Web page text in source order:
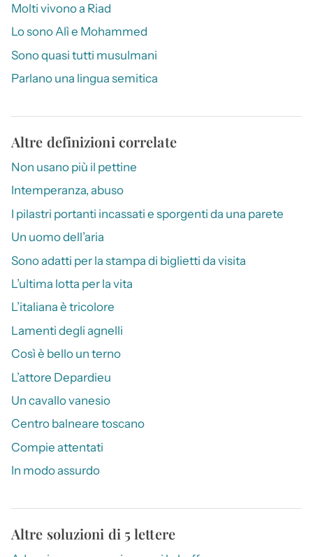
Molti vivono a Riad
Lo sono Alì e Mohammed
Sono quasi tutti musulmani
Parlano una lingua semitica
Altre definizioni correlate
Non usano più il pettine
Intemperanza, abuso
I pilastri portanti incassati e sporgenti da una parete
Un uomo dell’aria
Sono adatti per la stampa di biglietti da visita
L’ultima lotta per la vita
L’italiana è tricolore
Lamenti degli agnelli
Così è bello un terno
L’attore Depardieu
Un cavallo vanesio
Centro balneare toscano
Compie attentati
In modo assurdo
Altre soluzioni di 5 lettere